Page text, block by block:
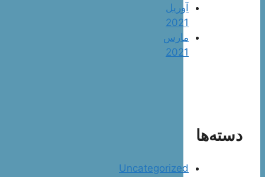
آوریل
2021
مارس
2021
دسته‌ها
Uncategorized